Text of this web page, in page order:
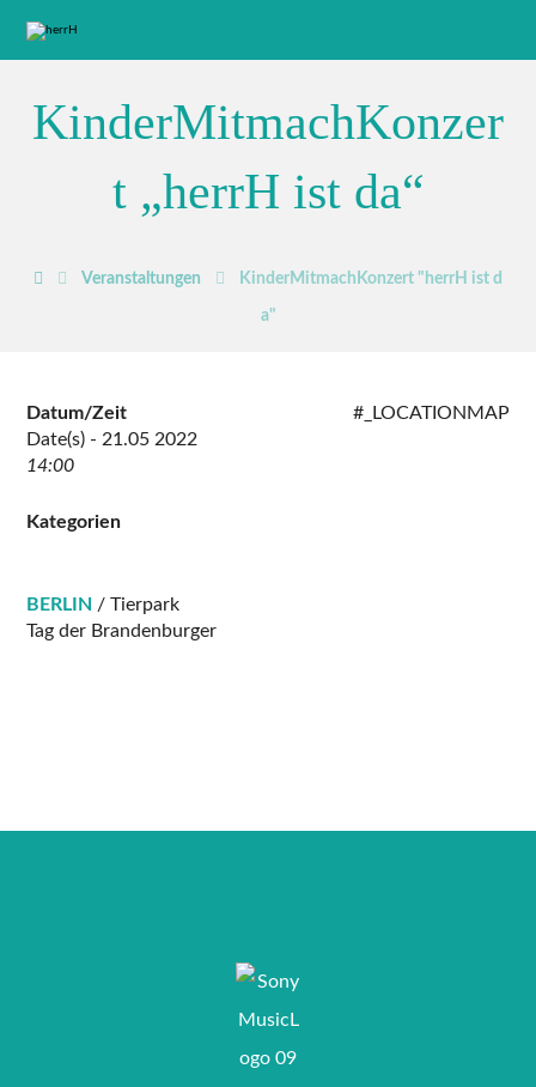
KinderMitmachKonzer
t „herrH ist da“
Veranstaltungen KinderMitmachKonzert "herrH ist d
a"
#_LOCATIONMAP
Datum/Zeit
Date(s) - 21.05 2022
14:00
Kategorien
BERLIN / Tierpark
Tag der Brandenburger